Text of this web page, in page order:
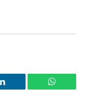
LinkedIn